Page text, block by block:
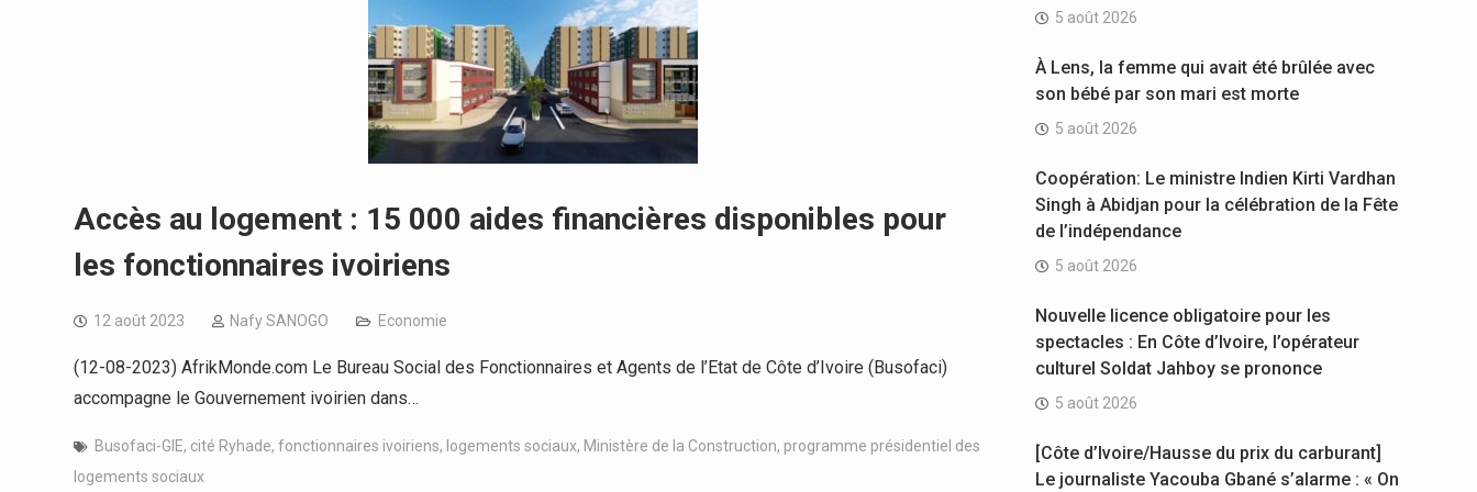
Accès au logement : 15 000 aides financières disponibles pour
les fonctionnaires ivoiriens
12 août 2023 Nafy SANOGO Economie
(12-08-2023) AfrikMonde.com Le Bureau Social des Fonctionnaires et Agents de l’Etat de Côte d’Ivoire (Busofaci)
accompagne le Gouvernement ivoirien dans…
Busofaci-GIE, cité Ryhade, fonctionnaires ivoiriens, logements sociaux, Ministère de la Construction, programme présidentiel des
logements sociaux
5 août 2026
À Lens, la femme qui avait été brûlée avec
son bébé par son mari est morte
5 août 2026
Coopération: Le ministre Indien Kirti Vardhan
Singh à Abidjan pour la célébration de la Fête
de l’indépendance
5 août 2026
Nouvelle licence obligatoire pour les
spectacles : En Côte d’Ivoire, l’opérateur
culturel Soldat Jahboy se prononce
5 août 2026
[Côte d’Ivoire/Hausse du prix du carburant]
Le journaliste Yacouba Gbané s’alarme : « On